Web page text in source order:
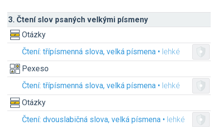
3. Čtení slov psaných velkými písmeny
Otázky
Čtení: třípísmenná slova, velká písmena • lehké
Pexeso
Čtení: třípísmenná slova, velká písmena • lehké
Otázky
Čtení: dvouslabičná slova, velká písmena • lehké